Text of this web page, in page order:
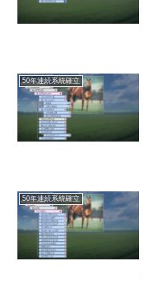
50年連続系統確立
50年連続系統確立